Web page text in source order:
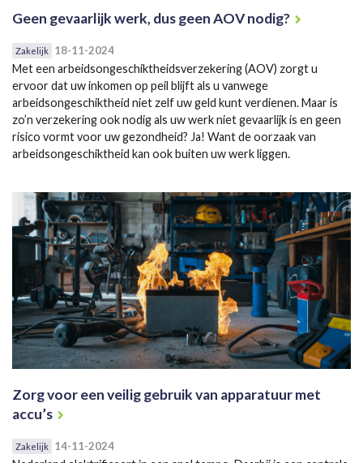
Geen gevaarlijk werk, dus geen AOV nodig?
Zakelijk 18-11-2024
Met een arbeidsongeschiktheidsverzekering (AOV) zorgt u
ervoor dat uw inkomen op peil blijft als u vanwege
arbeidsongeschiktheid niet zelf uw geld kunt verdienen. Maar is
zo’n verzekering ook nodig als uw werk niet gevaarlijk is en geen
risico vormt voor uw gezondheid? Ja! Want de oorzaak van
arbeidsongeschiktheid kan ook buiten uw werk liggen.
Zorg voor een veilig gebruik van apparatuur met
accu’s
Zakelijk 14-11-2024